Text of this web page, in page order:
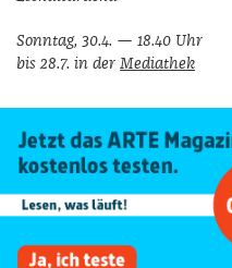
Sonntag, 30.4. — 18.40 Uhr
bis 28.7. in der Mediathek